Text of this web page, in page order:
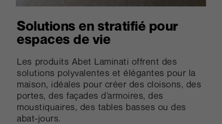
Solutions en stratifié pour
espaces de vie
Les produits Abet Laminati offrent des
solutions polyvalentes et élégantes pour la
maison, idéales pour créer des cloisons, des
portes, des façades d’armoires, des
moustiquaires, des tables basses ou des
abat-jours.